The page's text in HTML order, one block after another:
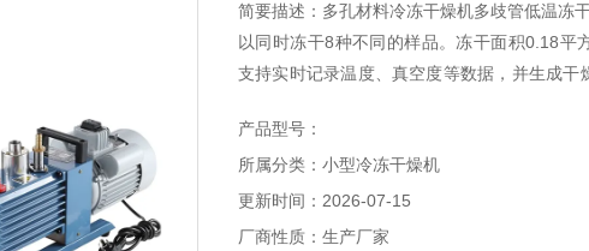
简要描述：多孔材料冷冻干燥机多歧管低温冻
以同时冻干8种不同的样品。冻干面积0.18平
支持实时记录温度、真空度等数据，并生成干
稳定且速度快，能使冷阱达到较低温度，实时
样品温度及真空度，并自动记录完整干燥曲线。
产品型号：
所属分类：小型冷冻干燥机
更新时间：2026-07-15
厂商性质：生产厂家